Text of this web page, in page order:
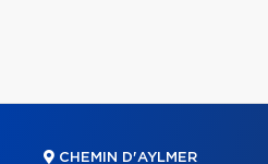
CHEMIN D'AYLMER